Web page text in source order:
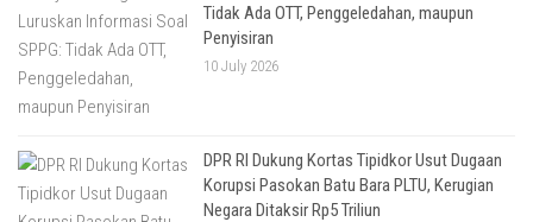
Tidak Ada OTT, Penggeledahan, maupun
Penyisiran
10 July 2026
DPR RI Dukung Kortas Tipidkor Usut Dugaan
Korupsi Pasokan Batu Bara PLTU, Kerugian
Negara Ditaksir Rp5 Triliun